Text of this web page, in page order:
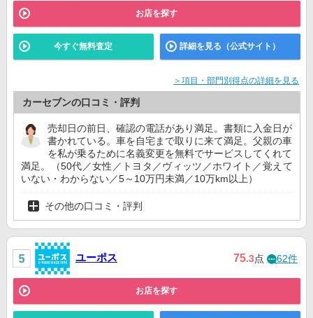
お店を探す
今すぐ無料査定 詳細を見る（公式サイト）
＞項目・部門別得点の詳細を見る
カーセブンの口コミ・評判
売却日の前日、確認の電話があり満足。書類に入金日が
書かれている。車を自宅まで取りに来て満足。父親の車
を私が乗るために名義変更を無料でサービスしてくれて
満足。（50代／女性／トヨタ／ヴィッツ／ホワイト／覚えて
いない・わからない／5～10万円未満／10万km以上）
その他の口コミ・評判
ユーポス 75.3点 62件
お店を探す